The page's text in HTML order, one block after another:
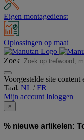
Eigen montagedienst
Oplossingen op maat
Zoek
Voorgestelde site content
Taal: NL /FR
Mijn account Inloggen
×
% nieuwe artikelen: